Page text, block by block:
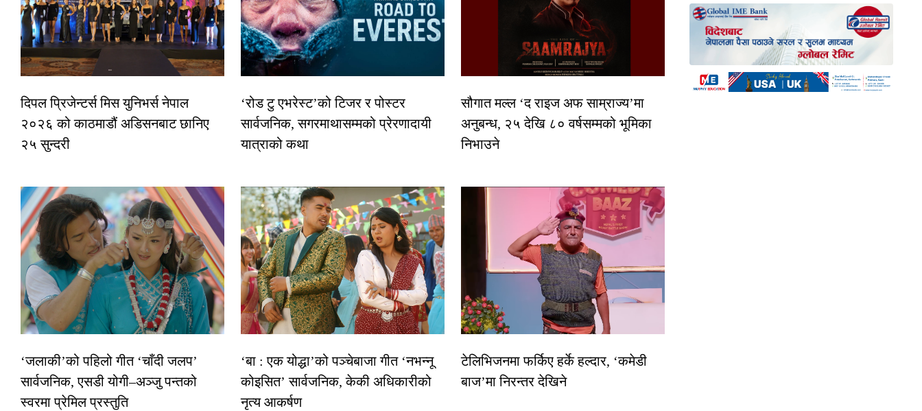
दिपल प्रिजेन्टर्स मिस युनिभर्स नेपाल
२०२६ को काठमाडौं अडिसनबाट छानिए
२५ सुन्दरी
‘रोड टु एभरेस्ट’को टिजर र पोस्टर
सार्वजनिक, सगरमाथासम्मको प्रेरणादायी
यात्राको कथा
सौगात मल्ल ‘द राइज अफ साम्राज्य’मा
अनुबन्ध, २५ देखि ८० वर्षसम्मको भूमिका
निभाउने
‘जलाकी’को पहिलो गीत ‘चाँदी जलप’
सार्वजनिक, एसडी योगी–अञ्जु पन्तको
स्वरमा प्रेमिल प्रस्तुति
‘बा : एक योद्धा’को पञ्चेबाजा गीत ‘नभन्नू
कोइसित’ सार्वजनिक, केकी अधिकारीको
नृत्य आकर्षण
टेलिभिजनमा फर्किए हर्के हल्दार, ‘कमेडी
बाज’मा निरन्तर देखिने